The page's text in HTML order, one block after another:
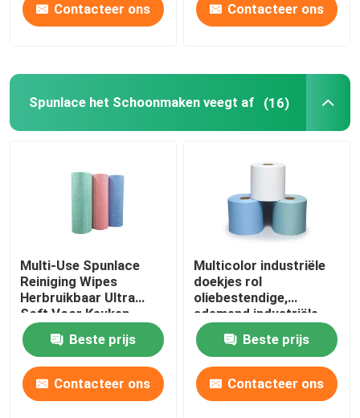
Contacteer ons Contacteer ons
Spunlace het Schoonmaken veegt af (16)
Multi-Use Spunlace
Reiniging Wipes
Herbruikbaar Ultra
Soft Voor Keuken
Beste prijs
Contacteer ons
Multicolor industriële
doekjes rol
oliebestendige,
ademend industriële
doekpapier
Beste prijs
Contacteer ons